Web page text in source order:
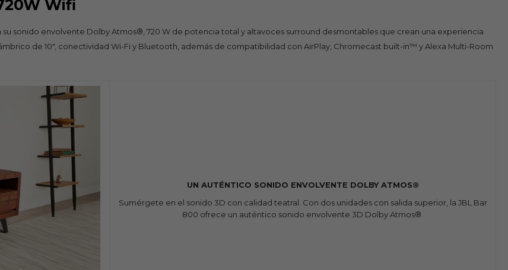
Wifi
su sonido envolvente Dolby Atmos®, 720 W de potencia total y altavoces surround desmontables que crean una experiencia
de 10", conectividad Wi-Fi y Bluetooth, además de compatibilidad con AirPlay, Chromecast built-in™ y Alexa Multi-Room
UN AUTÉNTICO SONIDO ENVOLVENTE DOLBY ATMOS®
Sumérgete en el sonido 3D con calidad teatral. Con dos unidades con salida superior, la JBL Bar
800 ofrece un auténtico sonido envolvente 3D Dolby Atmos®.